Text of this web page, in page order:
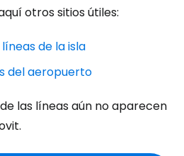
otros sitios útiles:
de la isla
del aeropuerto
las líneas aún no aparecen